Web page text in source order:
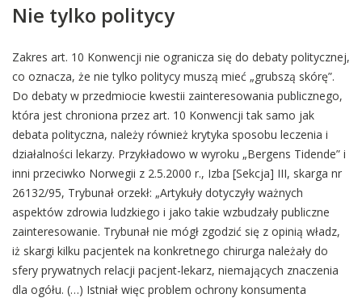
Nie tylko politycy
Zakres art. 10 Konwencji nie ogranicza się do debaty politycznej,
co oznacza, że nie tylko politycy muszą mieć „grubszą skórę”.
Do debaty w przedmiocie kwestii zainteresowania publicznego,
która jest chroniona przez art. 10 Konwencji tak samo jak
debata polityczna, należy również krytyka sposobu leczenia i
działalności lekarzy. Przykładowo w wyroku „Bergens Tidende” i
inni przeciwko Norwegii z 2.5.2000 r., Izba [Sekcja] III, skarga nr
26132/95, Trybunał orzekł: „Artykuły dotyczyły ważnych
aspektów zdrowia ludzkiego i jako takie wzbudzały publiczne
zainteresowanie. Trybunał nie mógł zgodzić się z opinią władz,
iż skargi kilku pacjentek na konkretnego chirurga należały do
sfery prywatnych relacji pacjent-lekarz, niemających znaczenia
dla ogółu. (…) Istniał więc problem ochrony konsumenta